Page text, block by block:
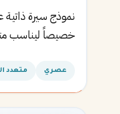
نموذج سيرة
خصيصاً ليناسب
القادمة.
عصري متعدد